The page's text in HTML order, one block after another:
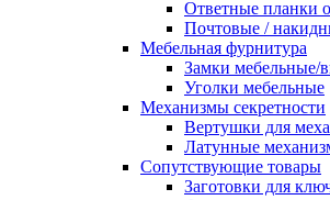
Ответные планки
Почтовые /
Мебельная фурнитура
Замки мебельные/
Уголки мебельные
Механизмы секретности
Вертушки для
Латунные
Сопутствующие товары
Заготовки для